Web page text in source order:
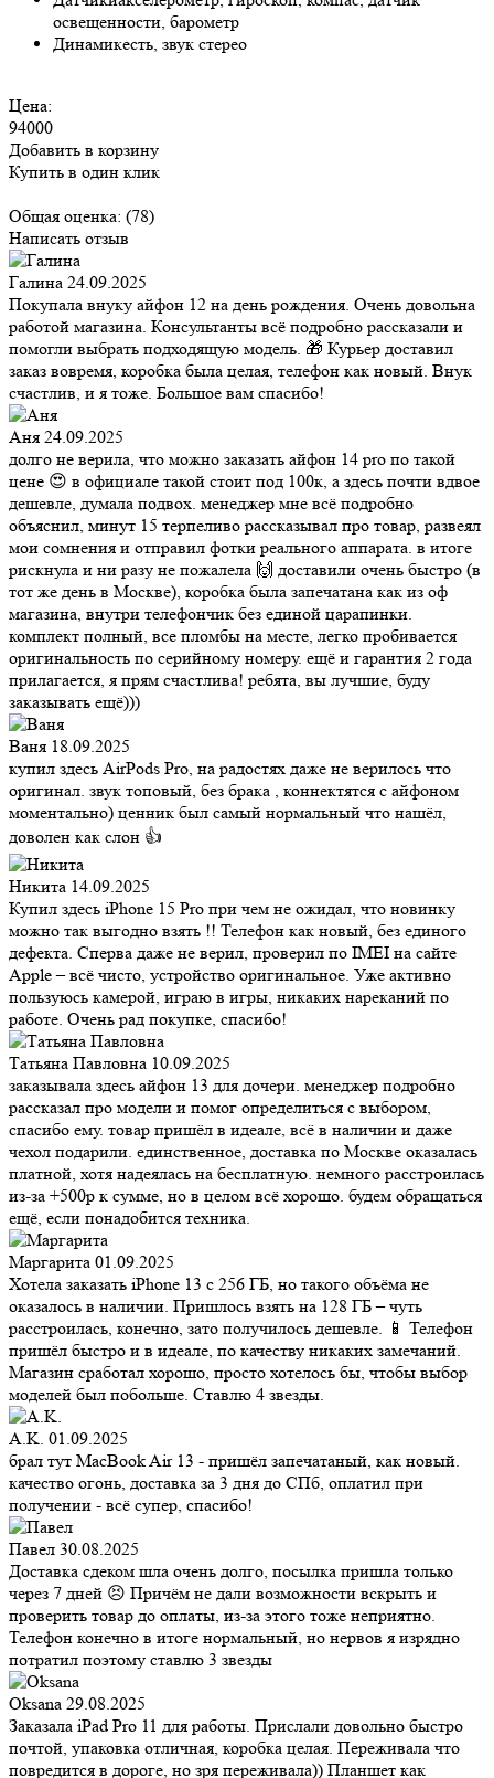
освещенности, барометр
Динамикесть, звук стерео
Цена:
94000
Добавить в корзину
Купить в один клик
Общая оценка: (78)
Написать отзыв
Галина 24.09.2025
Покупала внуку айфон 12 на день рождения. Очень довольна
работой магазина. Консультанты всё подробно рассказали и
помогли выбрать подходящую модель. 🎁 Курьер доставил
заказ вовремя, коробка была целая, телефон как новый. Внук
счастлив, и я тоже. Большое вам спасибо!
Аня 24.09.2025
долго не верила, что можно заказать айфон 14 pro по такой
цене 😍 в официале такой стоит под 100к, а здесь почти вдвое
дешевле, думала подвох. менеджер мне всё подробно
объяснил, минут 15 терпеливо рассказывал про товар, развеял
мои сомнения и отправил фотки реального аппарата. в итоге
рискнула и ни разу не пожалела 🙌 доставили очень быстро (в
тот же день в Москве), коробка была запечатана как из оф
магазина, внутри телефончик без единой царапинки.
комплект полный, все пломбы на месте, легко пробивается
оригинальность по серийному номеру. ещё и гарантия 2 года
прилагается, я прям счастлива! ребята, вы лучшие, буду
заказывать ещё)))
Ваня 18.09.2025
купил здесь AirPods Pro, на радостях даже не верилось что
оригинал. звук топовый, без брака , коннектятся с айфоном
моментально) ценник был самый нормальный что нашёл,
доволен как слон 👍
Никита 14.09.2025
Купил здесь iPhone 15 Pro при чем не ожидал, что новинку
можно так выгодно взять !! Телефон как новый, без единого
дефекта. Сперва даже не верил, проверил по IMEI на сайте
Apple – всё чисто, устройство оригинальное. Уже активно
пользуюсь камерой, играю в игры, никаких нареканий по
работе. Очень рад покупке, спасибо!
Татьяна Павловна 10.09.2025
заказывала здесь айфон 13 для дочери. менеджер подробно
рассказал про модели и помог определиться с выбором,
спасибо ему. товар пришёл в идеале, всё в наличии и даже
чехол подарили. единственное, доставка по Москве оказалась
платной, хотя надеялась на бесплатную. немного расстроилась
из-за +500р к сумме, но в целом всё хорошо. будем обращаться
ещё, если понадобится техника.
Маргарита 01.09.2025
Хотела заказать iPhone 13 с 256 ГБ, но такого объёма не
оказалось в наличии. Пришлось взять на 128 ГБ – чуть
расстроилась, конечно, зато получилось дешевле. 📱 Телефон
пришёл быстро и в идеале, по качеству никаких замечаний.
Магазин сработал хорошо, просто хотелось бы, чтобы выбор
моделей был побольше. Ставлю 4 звезды.
A.K. 01.09.2025
брал тут MacBook Air 13 - пришёл запечатаный, как новый.
качество огонь, доставка за 3 дня до СПб, оплатил при
получении - всё супер, спасибо!
Павел 30.08.2025
Доставка сдеком шла очень долго, посылка пришла только
через 7 дней 😣 Причём не дали возможности вскрыть и
проверить товар до оплаты, из-за этого тоже неприятно.
Телефон конечно в итоге нормальный, но нервов я изрядно
потратил поэтому ставлю 3 звезды
Oksana 29.08.2025
Заказала iPad Pro 11 для работы. Прислали довольно быстро
почтой, упаковка отличная, коробка целая. Переживала что
повредится в дороге, но зря переживала)) Планшет как